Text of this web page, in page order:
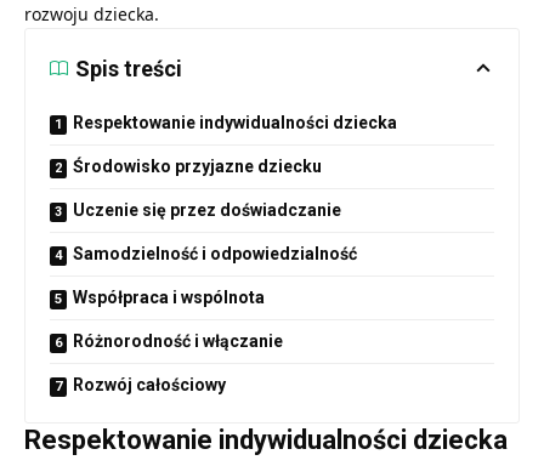
rozwoju dziecka.
Spis treści
Respektowanie indywidualności dziecka
Środowisko przyjazne dziecku
Uczenie się przez doświadczanie
Samodzielność i odpowiedzialność
Współpraca i wspólnota
Różnorodność i włączanie
Rozwój całościowy
Respektowanie indywidualności dziecka